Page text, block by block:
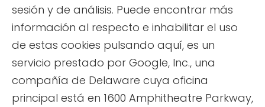
sesión y de análisis. Puede encontrar más
información al respecto e inhabilitar el uso
de estas cookies pulsando aquí, es un
servicio prestado por Google, Inc., una
compañía de Delaware cuya oficina
principal está en 1600 Amphitheatre Parkway,